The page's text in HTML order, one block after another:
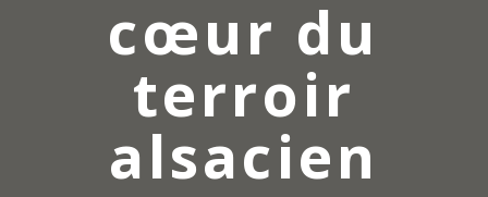
cœur du
terroir
alsacien